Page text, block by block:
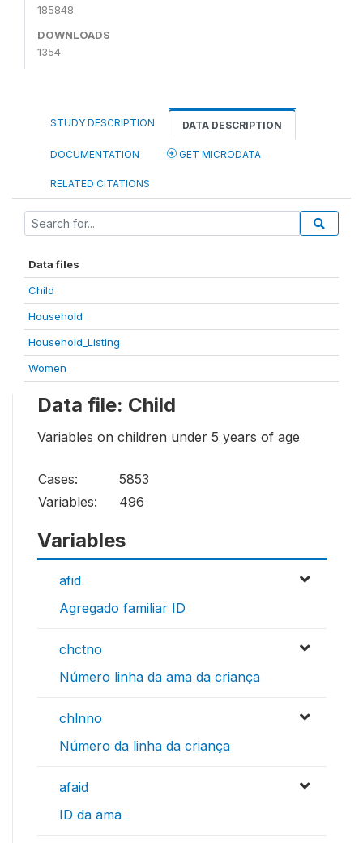
185848
DOWNLOADS
1354
STUDY DESCRIPTION DATA DESCRIPTION
DOCUMENTATION GET MICRODATA
RELATED CITATIONS
Data files
Child
Household
Household_Listing
Women
Data file: Child
Variables on children under 5 years of age
Cases:
5853
Variables:
496
Variables
afid
Agregado familiar ID
chctno
Número linha da ama da criança
chlnno
Número da linha da criança
afaid
ID da ama